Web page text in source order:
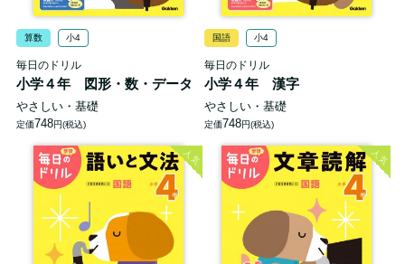
算数 小4
毎日のドリル
小学４年 図形・数・データ
やさしい・基礎
定価748円(税込)
国語 小4
毎日のドリル
小学４年 漢字
やさしい・基礎
定価748円(税込)
人気 人気